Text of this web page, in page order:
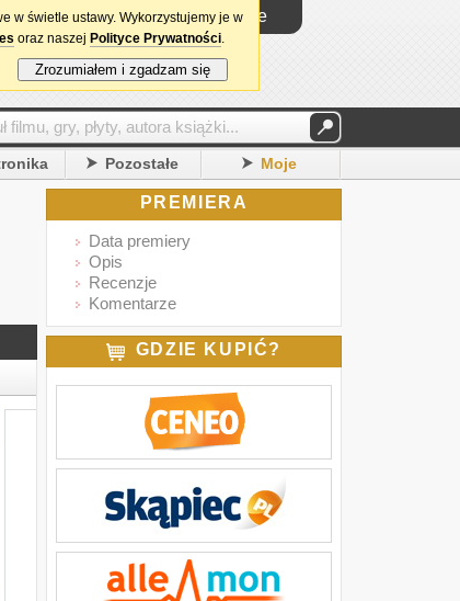
Logowanie
Pozostałe Moje
PREMIERA
Data premiery
Opis
Recenzje
Komentarze
GDZIE KUPIĆ?
w świetle ustawy. Wykorzystujemy je w
oraz naszej Polityce Prywatności.
Zrozumiałem i zgadzam się